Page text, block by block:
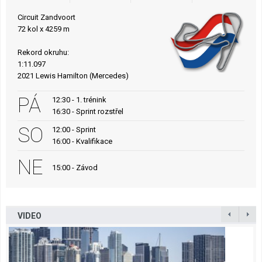
Circuit Zandvoort
72 kol x 4259 m
Rekord okruhu:
1:11.097
2021 Lewis Hamilton (Mercedes)
PÁ
12:30 - 1. trénink
16:30 - Sprint rozstřel
SO
12:00 - Sprint
16:00 - Kvalifikace
NE 15:00 - Závod
VIDEO